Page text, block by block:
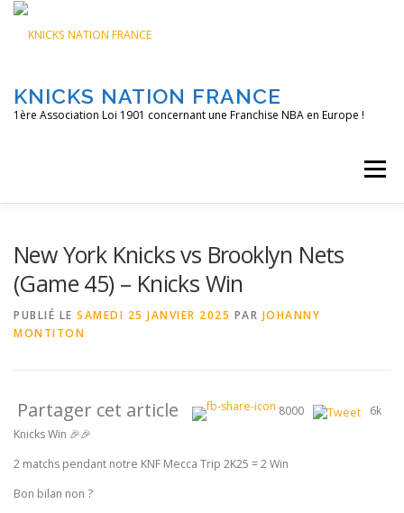
Aller
contenu
KNICKS NATION FRANCE
1ère Association Loi 1901 concernant une Franchise NBA en Europe !
Menu
New York Knicks vs Brooklyn Nets
(Game 45) – Knicks Win
PUBLIÉ LE SAMEDI 25 JANVIER 2025 PAR JOHANNY
MONTITON
Partager cet article 8000
6k
Knicks Win 🎉🎉
2 matchs pendant notre KNF Mecca Trip 2K25 = 2 Win
Bon bilan non ?